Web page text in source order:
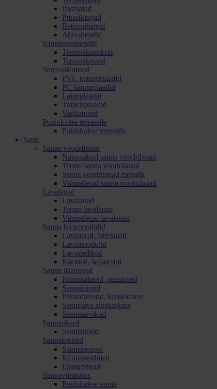
Postijalad
Prussikingad
Betoonihargid
Abivahendid
Kinnitusvahendid
Terrassiklambrid
Terrassikruvid
Terrassikatused
PVC katuseplaadid
PC katuseplaadid
Laineplaadid
Trapetsplaadid
Varikatused
Puidukaitse terrassile
Puidukaitse terrassile
Saun
Sauna voodrilauad
Naturaalsed sauna voodrilauad
Termo sauna voodrilauad
Sauna voodrilauad mosaiik
Viimistletud sauna voodrilauad
Lavalauad
Lavalauad
Termo lavalauad
Viimistletud lavalauad
Sauna lavamoodulid
Lavaotsad, äärelauad
Lavamoodulid
Lavaseelikud
Käetoed, seljarestid
Sauna lisatooted
Istumisalused, peaalused
Saunapingid
Põrandarestid, kerisekaitse
Saunalava aluskarkass
Saunatarvikud
Saunauksed
Saunauksed
Saunakerised
Saunakerised
Kliimaseadmed
Lisatarvikud
Saunaviimistlus
Puidukaitse sauna